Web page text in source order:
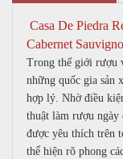
Casa De Piedra
Cabernet
Trong thế giới rượu
những quốc gia sản
hợp lý. Nhờ điều
thuật làm rượu ngày
được yêu thích trên
thể hiện rõ phong